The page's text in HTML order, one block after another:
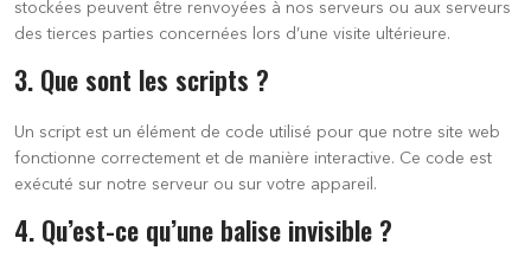
stockées peuvent être renvoyées à nos serveurs ou aux serveurs
des tierces parties concernées lors d’une visite ultérieure.
3. Que sont les scripts ?
Un script est un élément de code utilisé pour que notre site web
fonctionne correctement et de manière interactive. Ce code est
exécuté sur notre serveur ou sur votre appareil.
4. Qu’est-ce qu’une balise invisible ?